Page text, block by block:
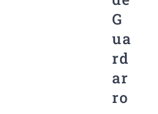
G
ua
rd
ar
ro